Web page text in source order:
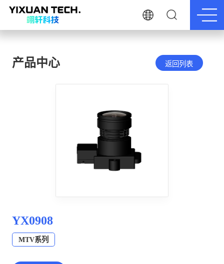
产品中心 返回列表
YX0908
MTV系列